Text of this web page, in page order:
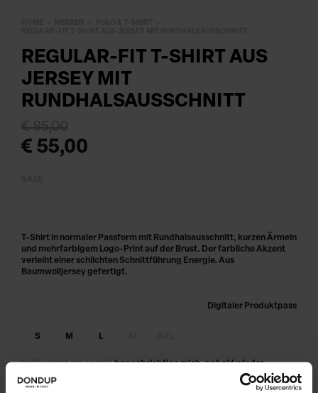
REGULAR-FIT T-SHIRT AUS
JERSEY MIT
RUNDHALSAUSSCHNITT
€ 55,00
€ 85,00
Digitaler Produktpass
S M L
Größe nicht am Lager?benachrichtige mich, sobald wieder
T-Shirt in normaler Passform mit Rundhalsausschnitt, kurzen Ärmeln
und mehrfarbigem Logo-Print auf der Brust. Der farbliche Akzent
verleiht einer schlichten Schnittführung Energie. Aus
Baumwolljersey gefertigt.